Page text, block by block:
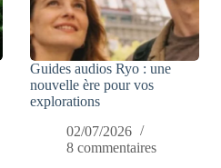
Guides audios Ryo : une
nouvelle ère pour vos
explorations
02/07/2026
8 commentaires